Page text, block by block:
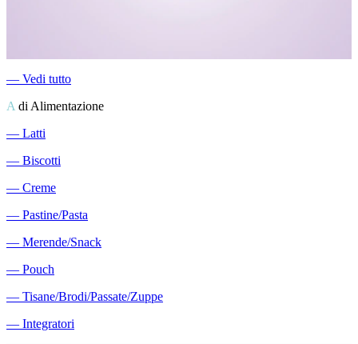
― Vedi tutto
A di Alimentazione
― Latti
― Biscotti
― Creme
― Pastine/Pasta
― Merende/Snack
― Pouch
― Tisane/Brodi/Passate/Zuppe
― Integratori